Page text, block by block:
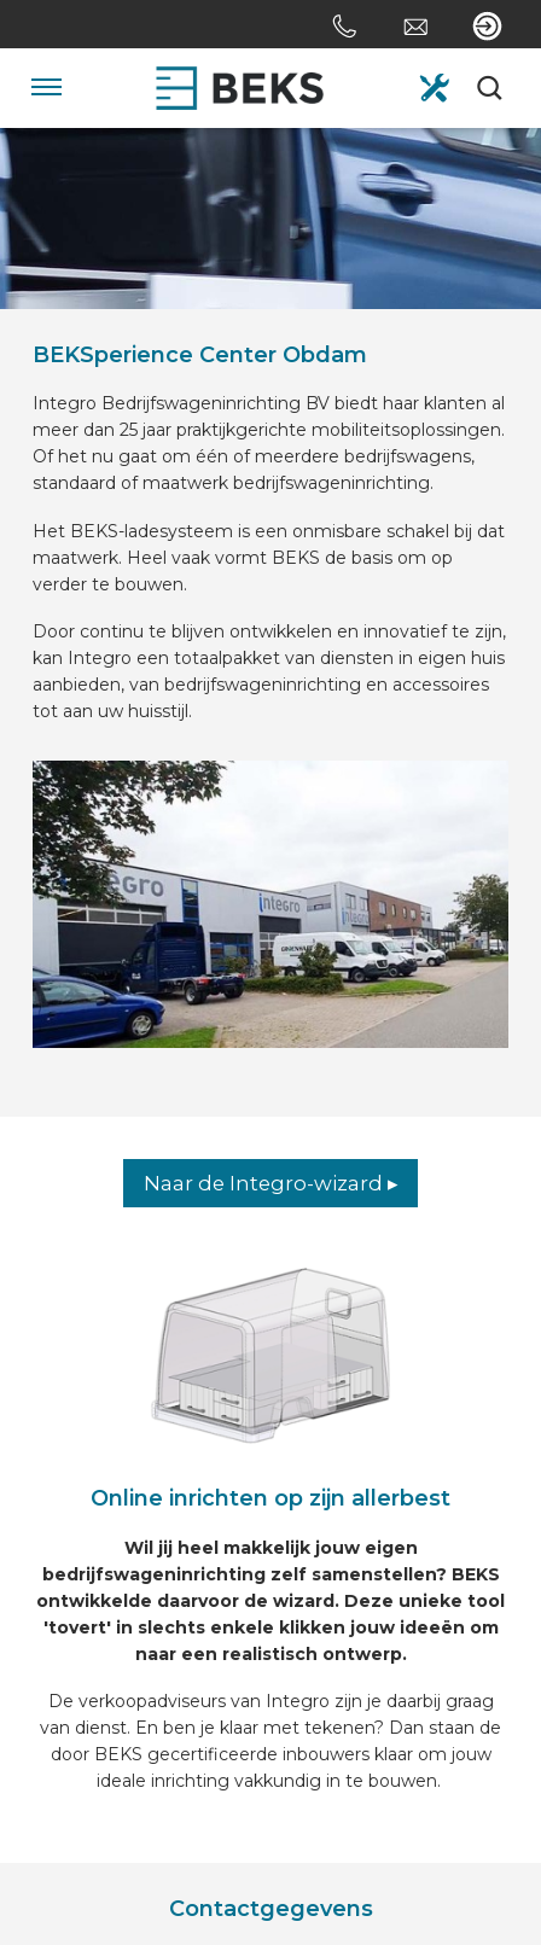
Spring
OVER ONS
MAATWERK
SECTOREN
AUTOMERKEN
CONTACT
NL
BEKSperience Center Obdam
Integro Bedrijfswageninrichting BV biedt haar klanten al
meer dan 25 jaar praktijkgerichte mobiliteitsoplossingen.
Of het nu gaat om één of meerdere bedrijfswagens,
standaard of maatwerk bedrijfswageninrichting.
Het BEKS-ladesysteem is een onmisbare schakel bij dat
maatwerk. Heel vaak vormt BEKS de basis om op
verder te bouwen.
Door continu te blijven ontwikkelen en innovatief te zijn,
kan Integro een totaalpakket van diensten in eigen huis
aanbieden, van bedrijfswageninrichting en accessoires
tot aan uw huisstijl.
Naar de Integro-wizard ▸
Online inrichten op zijn allerbest
Wil jij heel makkelijk jouw eigen
bedrijfswageninrichting zelf samenstellen? BEKS
ontwikkelde daarvoor de wizard. Deze unieke tool
'tovert' in slechts enkele klikken jouw ideeën om
naar een realistisch ontwerp.
De verkoopadviseurs van Integro zijn je daarbij graag
van dienst. En ben je klaar met tekenen? Dan staan de
door BEKS gecertificeerde inbouwers klaar om jouw
ideale inrichting vakkundig in te bouwen.
Contactgegevens